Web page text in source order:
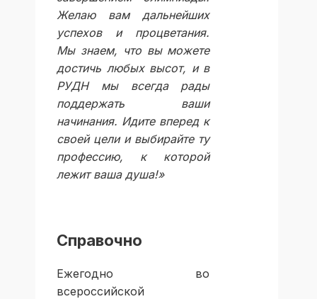
Желаю вам дальнейших
успехов и процветания.
Мы знаем, что вы можете
достичь любых высот, и в
РУДН мы всегда рады
поддержать ваши
начинания. Идите вперед к
своей цели и выбирайте ту
профессию, к которой
лежит ваша душа!»
Справочно
Ежегодно во
всероссийской